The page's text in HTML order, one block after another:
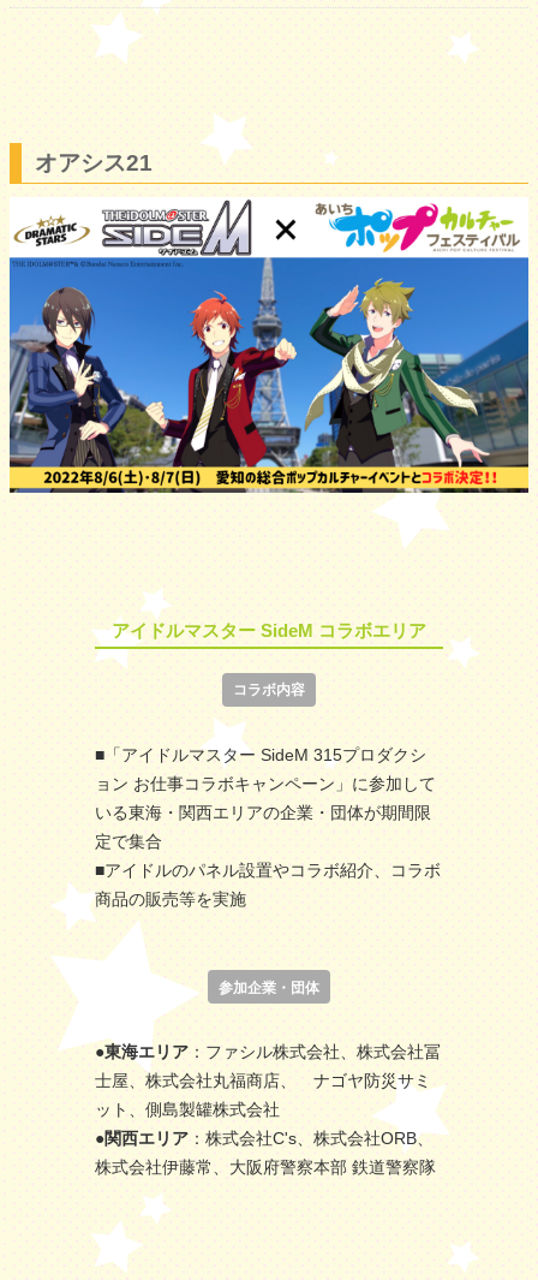
オアシス21
アイドルマスター SideM コラボエリア
コラボ内容
■「アイドルマスター SideM 315プロダクシ
ョン お仕事コラボキャンペーン」に参加して
いる東海・関西エリアの企業・団体が期間限
定で集合
■アイドルのパネル設置やコラボ紹介、コラボ
商品の販売等を実施
参加企業・団体
●東海エリア ：ファシル株式会社、株式会社冨
士屋、株式会社丸福商店、 ナゴヤ防災サミ
ット、側島製罐株式会社
●関西エリア ：株式会社C's、株式会社ORB、
株式会社伊藤常、大阪府警察本部 鉄道警察隊